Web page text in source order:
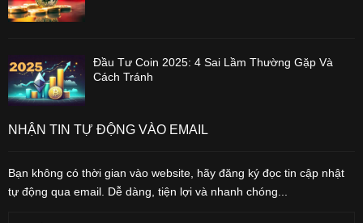
Đầu Tư Coin 2025: 4 Sai Lầm Thường Gặp Và
Cách Tránh
NHẬN TIN TỰ ĐỘNG VÀO EMAIL
Bạn không có thời gian vào website, hãy đăng ký đọc tin cập nhật
tự động qua email. Dễ dàng, tiện lợi và nhanh chóng...